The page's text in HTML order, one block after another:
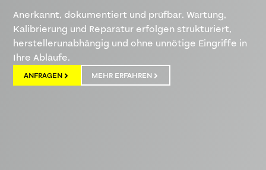
Anerkannt, dokumentiert und prüfbar. Wartung,
Kalibrierung und Reparatur erfolgen strukturiert,
herstellerunabhängig und ohne unnötige Eingriffe in
Ihre Abläufe.
ANFRAGEN MEHR ERFAHREN